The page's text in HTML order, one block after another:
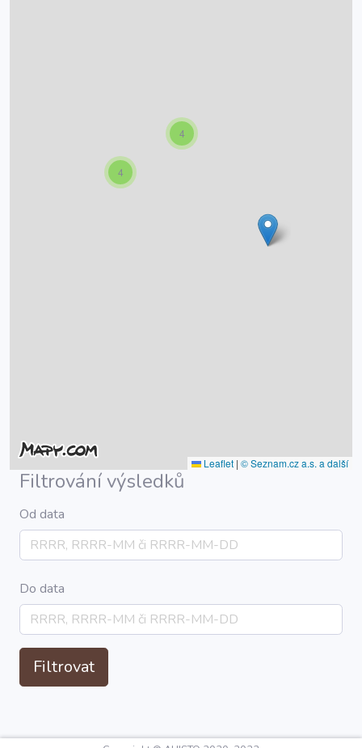
4
4
Leaflet | © Seznam.cz a.s. a další
Filtrování výsledků
Od data
Do data
Filtrovat